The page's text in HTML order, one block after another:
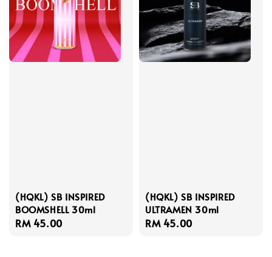
(HQKL) SB INSPIRED
BOOMSHELL 30ml
Regular
RM 45.00
(HQKL) SB INSPIRED
ULTRAMEN 30ml
Regular
RM 45.00